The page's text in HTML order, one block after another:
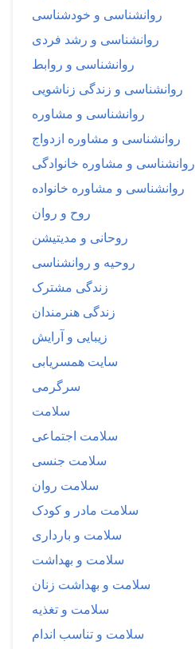
روانشناسی و خودشناسی
روانشناسی و رشد فردی
روانشناسی و روابط
روانشناسی و زندگی زناشویی
روانشناسی و مشاوره
روانشناسی و مشاوره ازدواج
روانشناسی و مشاوره خانوادگی
روانشناسی و مشاوره خانواده
روح و روان
روحانی و مدیتیشن
روحیه و روانشناسی
زندگی مشترک
زندگی هنرمندان
زیبایی و آرایش
سایت همسریابی
سرگرمی
سلامت
سلامت اجتماعی
سلامت جنسی
سلامت روان
سلامت مادر و کودک
سلامت و بارداری
سلامت و بهداشت
سلامت و بهداشت زنان
سلامت و تغذیه
سلامت و تناسب اندام